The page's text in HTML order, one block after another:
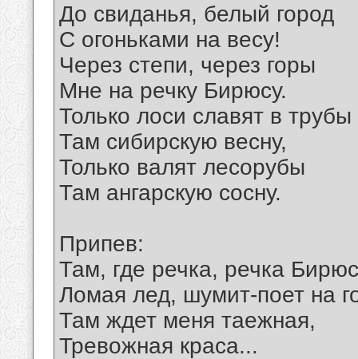
До свиданья, белый город
С огоньками на весу!
Через степи, через горы
Мне на речку Бирюсу.
Только лоси славят в трубы
Там сибирскую весну,
Только валят лесорубы
Там ангарскую сосну.
Припев:
Там, где речка, речка
Ломая лед, шумит-поет на
Там ждет меня таежная,
Тревожная краса...